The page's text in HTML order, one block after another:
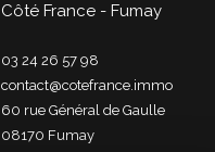
Côté France - Fumay
03 24 26 57 98
contact@cotefrance.immo
60 rue Général de Gaulle
08170
fumay